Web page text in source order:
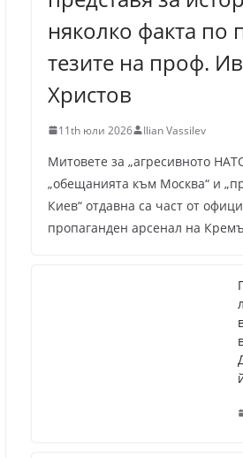
няколко факта по
тезите на проф.
Христов
11th юли 2026 Ilian Vassilev
Митовете за „агресивното
„обещанията към Москва“ и
Киев“ отдавна са част от
пропаганден арсенал на